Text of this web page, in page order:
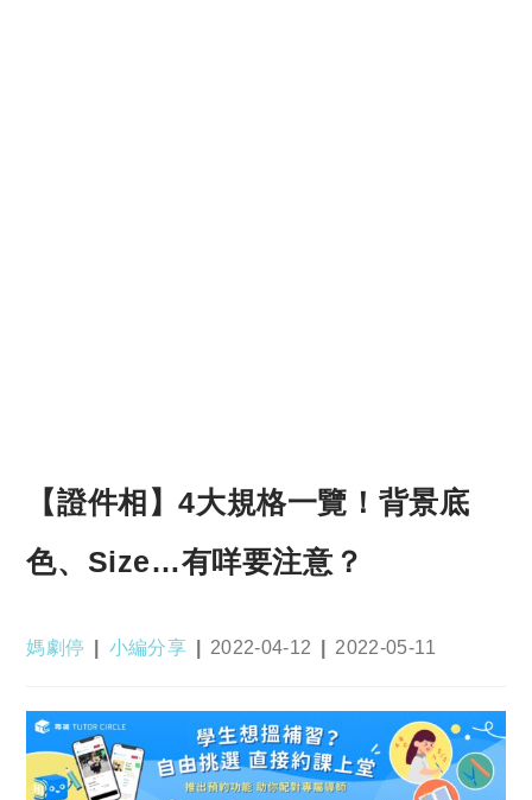
【證件相】4大規格一覽！背景底
色、Size…有咩要注意？
Post
媽劇停
Post
小編分享
Post
2022-04-12
Post
2022-05-11